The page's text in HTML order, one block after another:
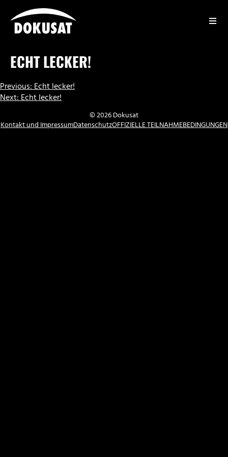
Inhalt
springen
ECHT LECKER!
BEITRAGSNAVIGATION
Previous:Echt lecker!
Next:Echt lecker!
© 2026 Dokusat
Kontakt und ImpressumDatenschutzOFFIZIELLE TEILNAHMEBEDINGUNGEN